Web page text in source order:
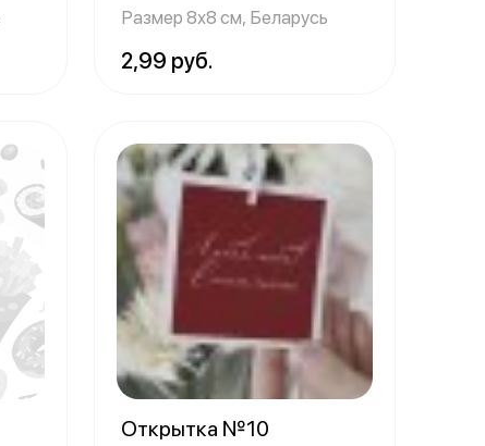
Размер 8х8 см, Беларусь
2,99 руб.
Открытка №10